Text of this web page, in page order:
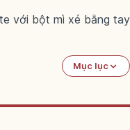
với bột mì xé bằng
Mục lục